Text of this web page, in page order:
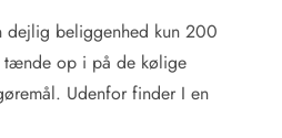
dejlig beliggenhed kun 200
tænde op i på de kølige
Udenfor finder I en